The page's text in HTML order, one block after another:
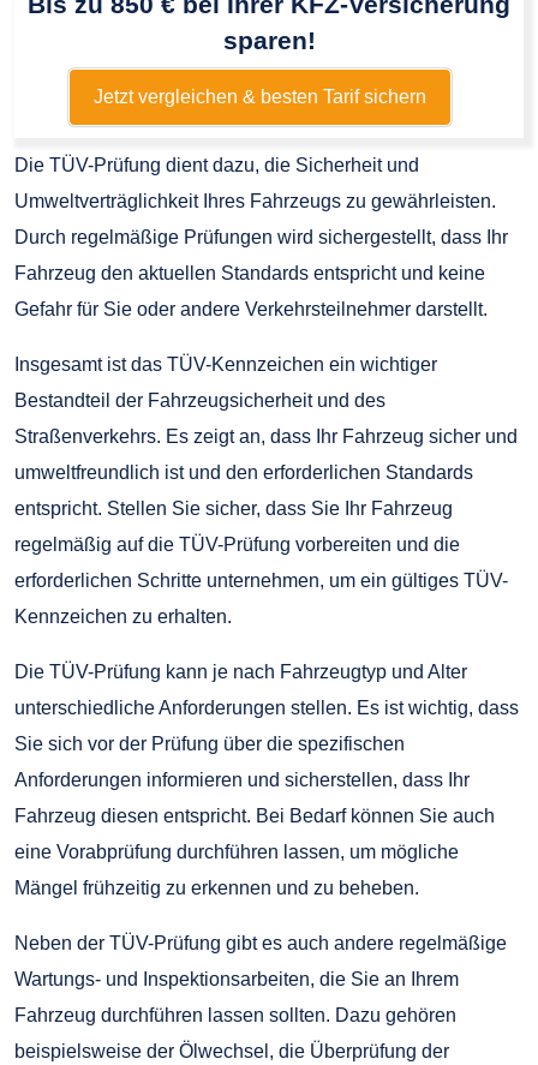
sparen!
Jetzt vergleichen & besten Tarif sichern
Die TÜV-Prüfung dient dazu, die Sicherheit und
Umweltverträglichkeit Ihres Fahrzeugs zu gewährleisten.
Durch regelmäßige Prüfungen wird sichergestellt, dass Ihr
Fahrzeug den aktuellen Standards entspricht und keine
Gefahr für Sie oder andere Verkehrsteilnehmer darstellt.
Insgesamt ist das TÜV-Kennzeichen ein wichtiger
Bestandteil der Fahrzeugsicherheit und des
Straßenverkehrs. Es zeigt an, dass Ihr Fahrzeug sicher und
umweltfreundlich ist und den erforderlichen Standards
entspricht. Stellen Sie sicher, dass Sie Ihr Fahrzeug
regelmäßig auf die TÜV-Prüfung vorbereiten und die
erforderlichen Schritte unternehmen, um ein gültiges TÜV-
Kennzeichen zu erhalten.
Die TÜV-Prüfung kann je nach Fahrzeugtyp und Alter
unterschiedliche Anforderungen stellen. Es ist wichtig, dass
Sie sich vor der Prüfung über die spezifischen
Anforderungen informieren und sicherstellen, dass Ihr
Fahrzeug diesen entspricht. Bei Bedarf können Sie auch
eine Vorabprüfung durchführen lassen, um mögliche
Mängel frühzeitig zu erkennen und zu beheben.
Neben der TÜV-Prüfung gibt es auch andere regelmäßige
Wartungs- und Inspektionsarbeiten, die Sie an Ihrem
Fahrzeug durchführen lassen sollten. Dazu gehören
beispielsweise der Ölwechsel, die Überprüfung der